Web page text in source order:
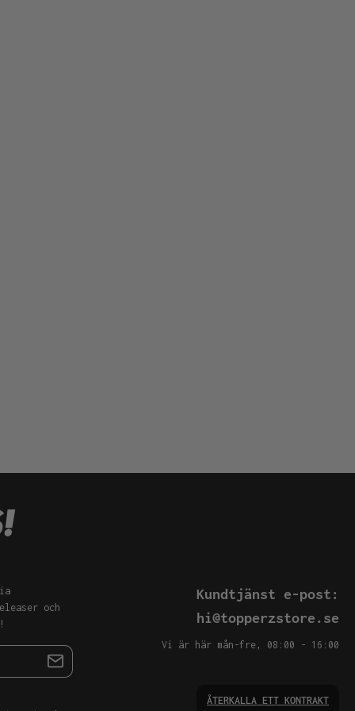
och
Kundtjänst e-post:
hi@topperzstore.se
Vi är här mån-fre, 08:00 - 16:00
ÅTERKALLA ETT KONTRAKT